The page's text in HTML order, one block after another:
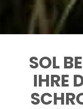
SOL
IHRE